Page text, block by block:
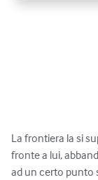
La frontiera la si
fronte a lui,
ad un certo punto